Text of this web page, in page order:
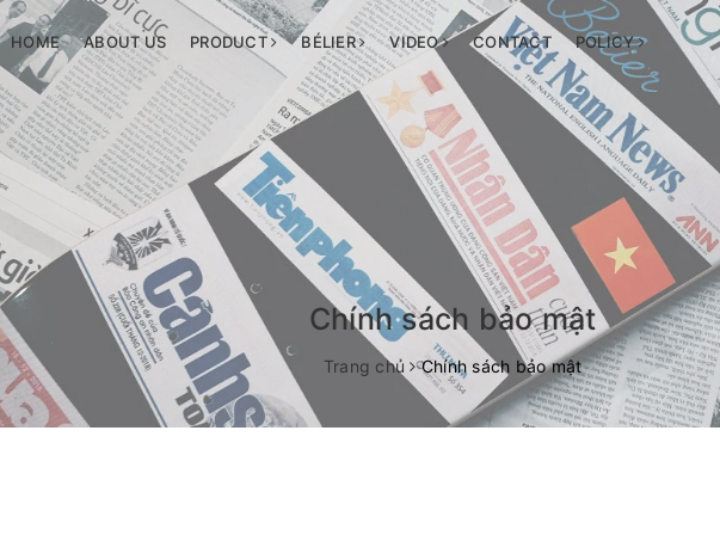
HOME ABOUT US PRODUCT BÉLIER VIDEO CONTACT POLICY
Chính sách bảo mật
Trang chủ Chính sách bảo mật